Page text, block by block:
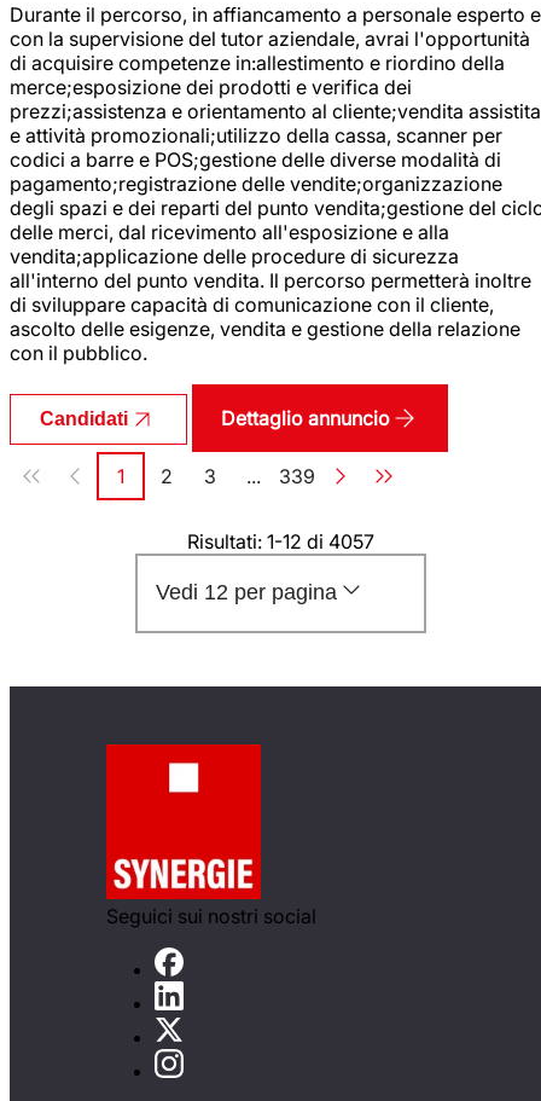
Durante il percorso, in affiancamento a personale esperto e
con la supervisione del tutor aziendale, avrai l'opportunità
di acquisire competenze in:allestimento e riordino della
merce;esposizione dei prodotti e verifica dei
prezzi;assistenza e orientamento al cliente;vendita assistita
e attività promozionali;utilizzo della cassa, scanner per
codici a barre e POS;gestione delle diverse modalità di
pagamento;registrazione delle vendite;organizzazione
degli spazi e dei reparti del punto vendita;gestione del
delle merci, dal ricevimento all'esposizione e alla
vendita;applicazione delle procedure di sicurezza
all'interno del punto vendita. Il percorso permetterà inoltre
di sviluppare capacità di comunicazione con il cliente,
ascolto delle esigenze, vendita e gestione della relazione
con il pubblico.
Candidati Dettaglio annuncio
Paginazione
Pagina
1 Pagina
2 Pagina
3 ... Pagina
339
Risultati: 1-12 di 4057
Vedi 12 per pagina
Seguici sui nostri social